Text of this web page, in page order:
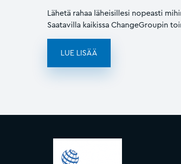
Lähetä rahaa läheisillesi nopeasti
Saatavilla kaikissa ChangeGroupin
LUE LISÄÄ